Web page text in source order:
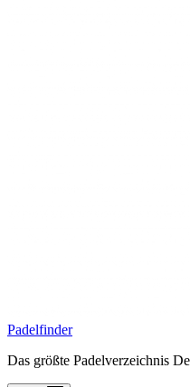
Padelfinder
Das größte Padelverzeichnis